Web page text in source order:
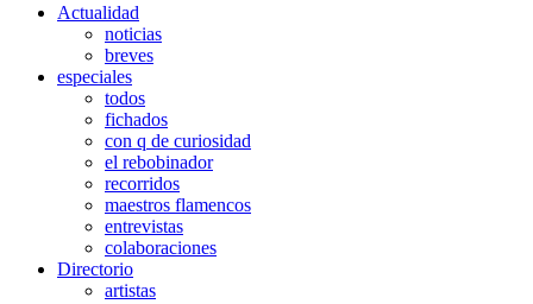
Actualidad
noticias
breves
especiales
todos
fichados
con q de curiosidad
el rebobinador
recorridos
maestros flamencos
entrevistas
colaboraciones
Directorio
artistas